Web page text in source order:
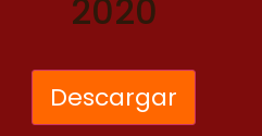
2020
Descargar